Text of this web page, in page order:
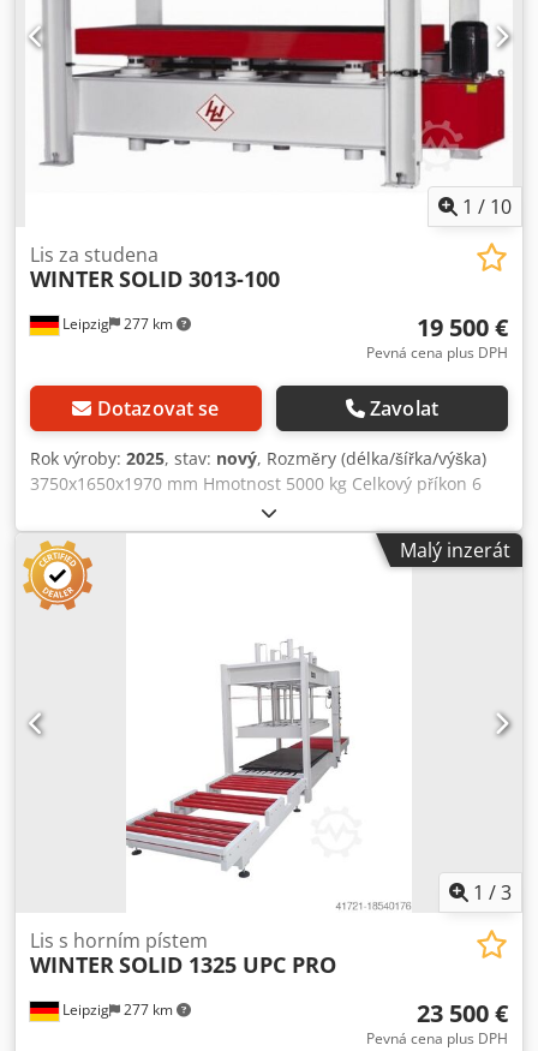
délka se vstupním a výstupním válečkovým dopravníkem
7200 mm -2 Rozměry L=4450 mm, V08 mm, Š08 = 1 Crodpfx
Asvz Hy Ijkqjf
1 / 10
Leipzig 277 km
Lis za studena
WINTERSOLID 3013-100
19 500 €
Pevná cena plus DPH
Dotazovat se Zavolat
Rok výroby: 2025, stav: nový, Rozměry (délka/šířka/výška)
3750x1650x1970 mm Hmotnost 5000 kg Celkový příkon 6
kW Lis za studena SOLID 3013-100 - Lisovací plocha 3000 x
1300 mm - robustní ocelové plechy 42 mm - Celkový
lisovací tlak 100 t (3,1 kg/cm2) - max. šířka otvoru 500 mm -
6 hydraulických válců Ø 100 mm - Hydraulické čerpadlo 5,5
kW - Celkový výkon 5,5 kW - Přesné vedení hřeben a
pastorku pro synchronní pohyb tiskového stolu -
Bezpečnostní uvolňovač - Rozměry 3750 x 1650 x 1970 mm
- Hmotnost 5000 kg Crsdsv A Hkpepfx Akqef
Malý inzerát
1 /3
Leipzig 277 km
Lis s horním pístem
WINTERSOLID 1325 UPC PRO
23 500 €
Pevná cena plus DPH